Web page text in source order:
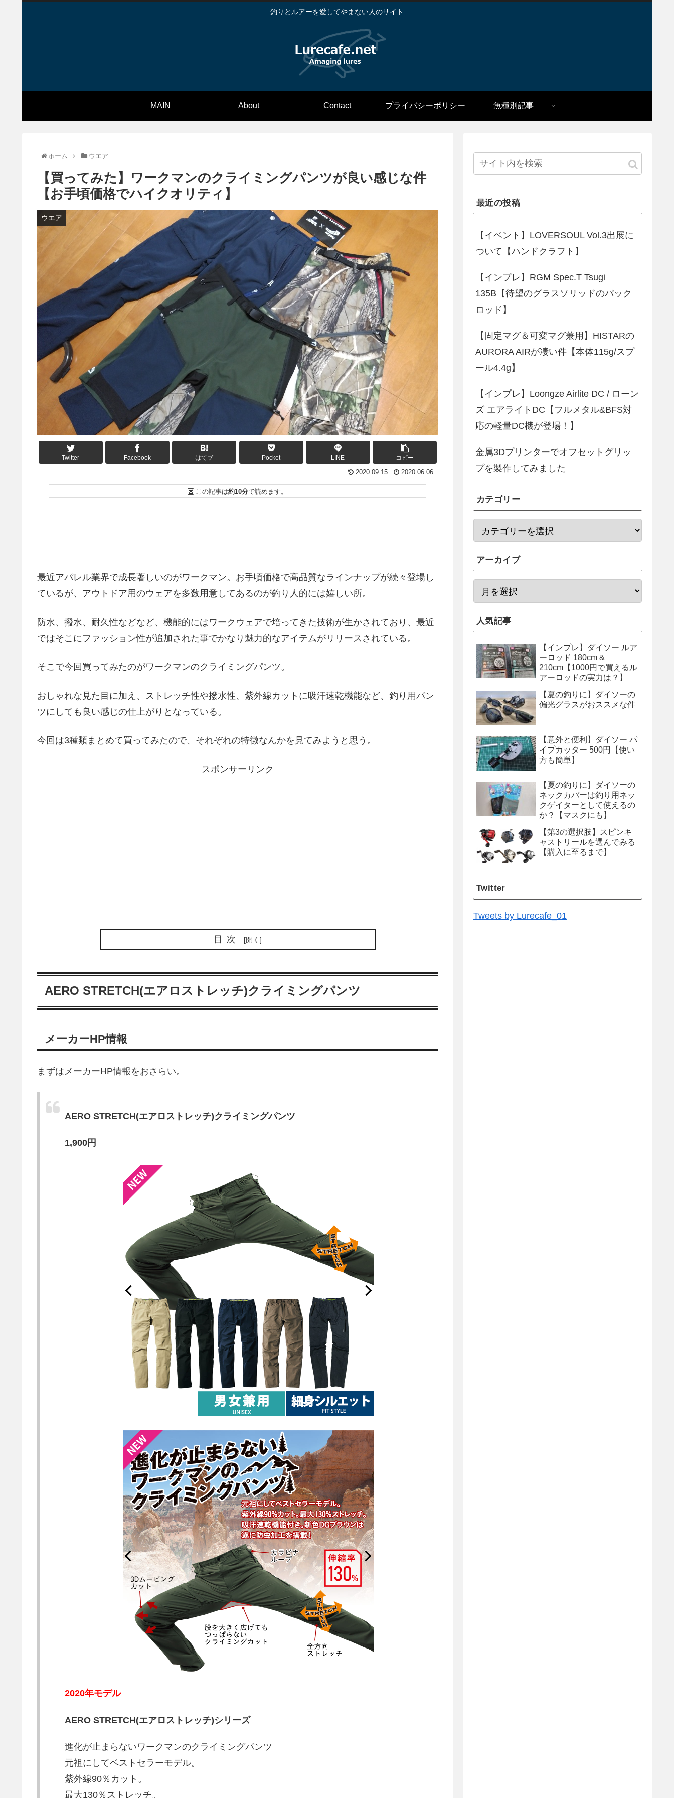
釣りとルアーを愛してやまない人のサイト
MAIN About Contact プライバシーポリシー 魚種別記事
ホーム ウエア
【買ってみた】ワークマンのクライミングパンツが良い感じな件
【お手頃価格でハイクオリティ】
ウエア
Twitter Facebook はてブ Pocket LINE コピー
2020.09.15 2020.06.06
この記事は約10分で読めます。
最近アパレル業界で成長著しいのがワークマン。お手頃価格で高品質なラインナップが続々登場し
ているが、アウトドア用のウェアを多数用意してあるのが釣り人的には嬉しい所。
防水、撥水、耐久性などなど、機能的にはワークウェアで培ってきた技術が生かされており、最近
ではそこにファッション性が追加された事でかなり魅力的なアイテムがリリースされている。
そこで今回買ってみたのがワークマンのクライミングパンツ。
おしゃれな見た目に加え、ストレッチ性や撥水性、紫外線カットに吸汗速乾機能など、釣り用パン
ツにしても良い感じの仕上がりとなっている。
今回は3種類まとめて買ってみたので、それぞれの特徴なんかを見てみようと思う。
スポンサーリンク
目次
AERO STRETCH(エアロストレッチ)クライミングパンツ
メーカーHP情報
まずはメーカーHP情報をおさらい。
AERO STRETCH(エアロストレッチ)クライミングパンツ
1,900円
2020年モデル
AERO STRETCH(エアロストレッチ)シリーズ
進化が止まらないワークマンのクライミングパンツ
元祖にしてベストセラーモデル。
紫外線90％カット。
最大130％ストレッチ。
最近の投稿
【イベント】LOVERSOUL Vol.3出展に
ついて【ハンドクラフト】
【インプレ】RGM Spec.T Tsugi
135B【待望のグラスソリッドのパック
ロッド】
【固定マグ＆可変マグ兼用】HISTARの
AURORA AIRが凄い件【本体115g/スプ
ール4.4g】
【インプレ】Loongze Airlite DC / ローン
ズ エアライトDC【フルメタル&BFS対
応の軽量DC機が登場！】
金属3Dプリンターでオフセットグリッ
プを製作してみました
カテゴリー
アーカイブ
人気記事
【インプレ】ダイソー ルア
ーロッド 180cm &
210cm【1000円で買えるル
アーロッドの実力は？】
【夏の釣りに】ダイソーの
偏光グラスがおススメな件
【意外と便利】ダイソー パ
イプカッター 500円【使い
方も簡単】
【夏の釣りに】ダイソーの
ネックカバーは釣り用ネッ
クゲイターとして使えるの
か？【マスクにも】
【第3の選択肢】スピンキ
ャストリールを選んでみる
【購入に至るまで】
Twitter
Tweets by Lurecafe_01